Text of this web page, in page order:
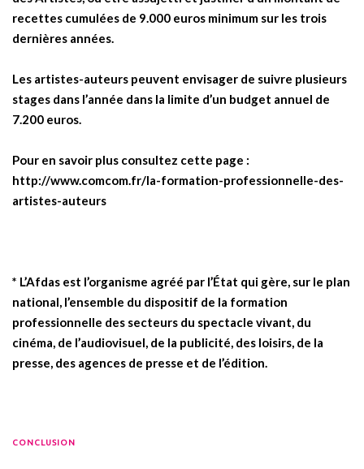
recettes cumulées de 9.000 euros minimum sur les trois
dernières années.
Les artistes-auteurs peuvent envisager de suivre plusieurs
stages dans l’année dans la limite d’un budget annuel de
7.200 euros.
Pour en savoir plus consultez cette page :
http://www.comcom.fr/la-formation-professionnelle-des-
artistes-auteurs
* L’Afdas est l’organisme agréé par l’État qui gère, sur le plan
national, l’ensemble du dispositif de la formation
professionnelle des secteurs du spectacle vivant, du
cinéma, de l’audiovisuel, de la publicité, des loisirs, de la
presse, des agences de presse et de l’édition.
CONCLUSION